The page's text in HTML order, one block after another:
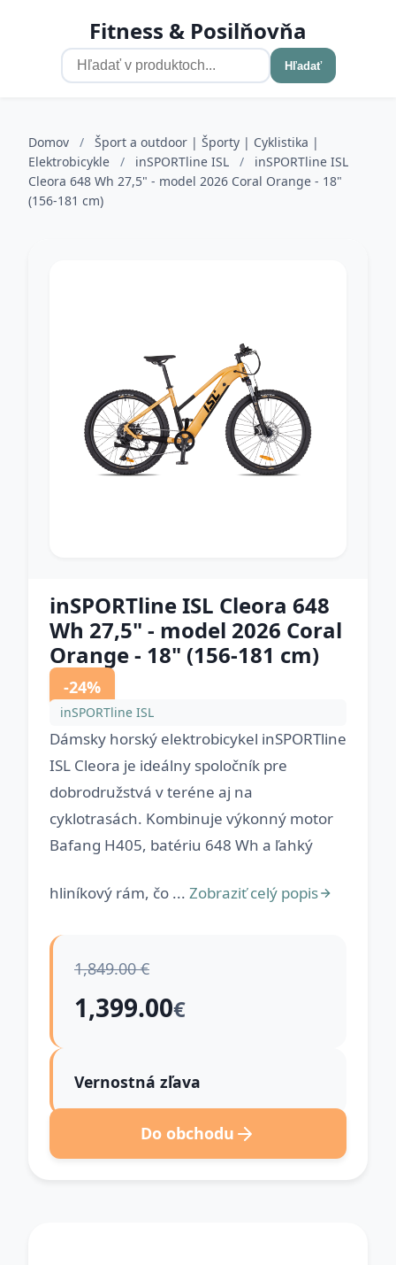
Fitness & Posilňovňa
Hľadať
Domov /
Šport a outdoor | Športy | Cyklistika |
Elektrobicykle
/ inSPORTline ISL /
inSPORTline ISL
Cleora 648 Wh 27,5" - model 2026 Coral Orange - 18"
(156-181 cm)
inSPORTline ISL Cleora 648
Wh 27,5" - model 2026 Coral
Orange - 18" (156-181 cm)
-24%
inSPORTline ISL
Dámsky horský elektrobicykel inSPORTline
ISL Cleora je ideálny spoločník pre
dobrodružstvá v teréne aj na
cyklotrasách. Kombinuje výkonný motor
Bafang H405, batériu 648 Wh a ľahký
hliníkový rám, čo ... Zobraziť celý popis
1,849.00 €
1,399.00€
Vernostná zľava
Do obchodu